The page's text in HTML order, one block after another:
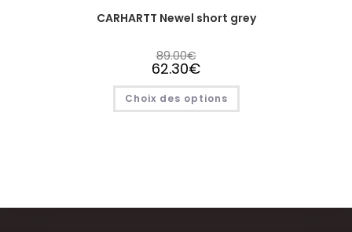
CARHARTT Newel short grey
89.00€
62.30€
Choix des options